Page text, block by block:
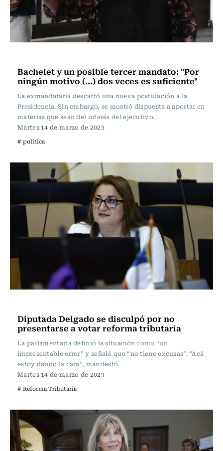
Bachelet y un posible tercer mandato: "Por
ningún motivo (...) dos veces es suficiente"
La exmandataria descartó una nueva postulación a la
Presidencia. Sin embargo, se mostró dispuesta a aportar en
materias que sean del interés del ejecutivo.
Martes 14 de marzo de 2023
# política
Diputada Delgado se disculpó por no
presentarse a votar reforma tributaria
La parlamentaria definió la situación como “un
impresentable error” y señaló que “no tiene excusas”. “Acá
estoy dando la cara”, manifestó.
Martes 14 de marzo de 2023
# Reforma Tributaria